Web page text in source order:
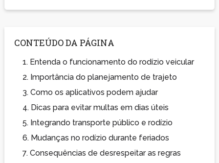
CONTEÚDO DA PÁGINA
1.Entenda o funcionamento do rodízio veicular
2.Importância do planejamento de trajeto
3.Como os aplicativos podem ajudar
4.Dicas para evitar multas em dias úteis
5.Integrando transporte público e rodízio
6.Mudanças no rodízio durante feriados
7.Consequências de desrespeitar as regras